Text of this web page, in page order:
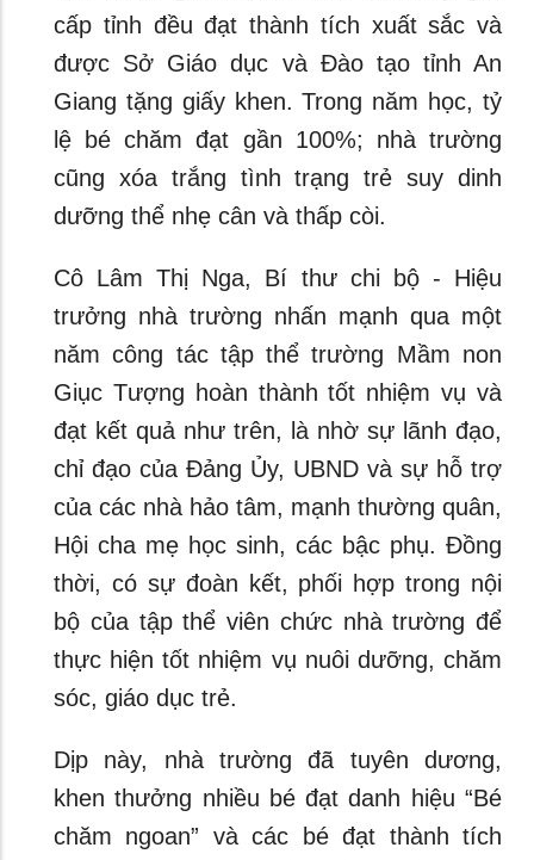
cấp tỉnh đều đạt thành tích xuất sắc và
được Sở Giáo dục và Đào tạo tỉnh An
Giang tặng giấy khen. Trong năm học, tỷ
lệ bé chăm đạt gần 100%; nhà trường
cũng xóa trắng tình trạng trẻ suy dinh
dưỡng thể nhẹ cân và thấp còi.
Cô Lâm Thị Nga, Bí thư chi bộ - Hiệu
trưởng nhà trường nhấn mạnh qua một
năm công tác tập thể trường Mầm non
Giục Tượng hoàn thành tốt nhiệm vụ và
đạt kết quả như trên, là nhờ sự lãnh đạo,
chỉ đạo của Đảng Ủy, UBND và sự hỗ trợ
của các nhà hảo tâm, mạnh thường quân,
Hội cha mẹ học sinh, các bậc phụ. Đồng
thời, có sự đoàn kết, phối hợp trong nội
bộ của tập thể viên chức nhà trường để
thực hiện tốt nhiệm vụ nuôi dưỡng, chăm
sóc, giáo dục trẻ.
Dịp này, nhà trường đã tuyên dương,
khen thưởng nhiều bé đạt danh hiệu “Bé
chăm ngoan” và các bé đạt thành tích